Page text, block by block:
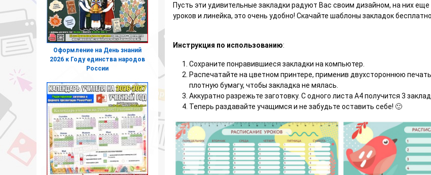
Пусть эти удивительные закладки радуют Вас своим дизайном, на них
уроков и линейка, это очень удобно! Скачайте шаблоны закладок бесплатно.
Инструкция по использованию:
Сохраните понравившиеся закладки на компьютер.
Распечатайте на цветном принтере, применив двухстороннюю
плотную бумагу, чтобы закладка не мялась.
Аккуратно разрежьте заготовку. С одного листа А4 получится 3
Теперь раздавайте учащимся и не забудьте оставить себе! 🙂
Оформление на День знаний
2026 к Году единства народов
России